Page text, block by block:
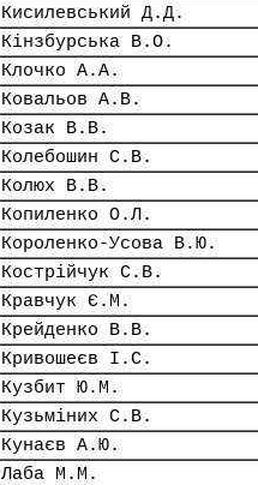
Кисилевський Д.Д.
Кінзбурська В.О.
Клочко А.А.
Ковальов А.В.
Козак В.В.
Колебошин С.В.
Колюх В.В.
Копиленко О.Л.
Короленко-Усова В.Ю.
Кострійчук С.В.
Кравчук Є.М.
Крейденко В.В.
Кривошеєв І.С.
Кузбит Ю.М.
Кузьміних С.В.
Кунаєв А.Ю.
Лаба М.М.